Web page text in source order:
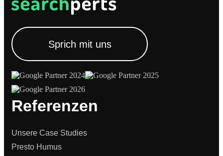
Sprich mit uns
Referenzen
Unsere Case Studies
Presto Humus